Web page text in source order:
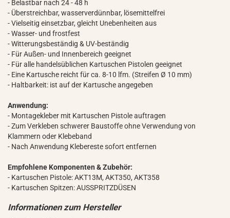
- Belastbar nach 24 - 48 h
- Überstreichbar, wasserverdünnbar, lösemittelfrei
- Vielseitig einsetzbar, gleicht Unebenheiten aus
- Wasser- und frostfest
- Witterungsbeständig & UV-beständig
- Für Außen- und Innenbereich geeignet
- Für alle handelsüblichen Kartuschen Pistolen geeignet
- Eine Kartusche reicht für ca. 8-10 lfm. (Streifen Ø 10 mm)
- Haltbarkeit: ist auf der Kartusche angegeben
Anwendung:
- Montagekleber mit Kartuschen Pistole auftragen
- Zum Verkleben schwerer Baustoffe ohne Verwendung von
Klammern oder Klebeband
- Nach Anwendung Klebereste sofort entfernen
Empfohlene Komponenten & Zubehör:
- Kartuschen Pistole: AKT13M, AKT350, AKT358
- Kartuschen Spitzen: AUSSPRITZDÜSEN